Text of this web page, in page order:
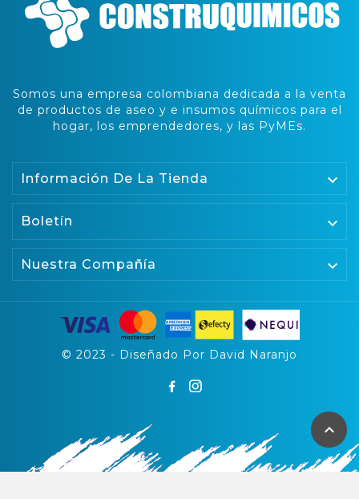
Somos una empresa colombiana dedicada a la venta
de productos de aseo y e insumos químicos para el
hogar, los emprendedores, y las PyMEs.
Información De La Tienda 
Boletín 
Nuestra Compañía 

© 2023 - Diseñado Por David Naranjo